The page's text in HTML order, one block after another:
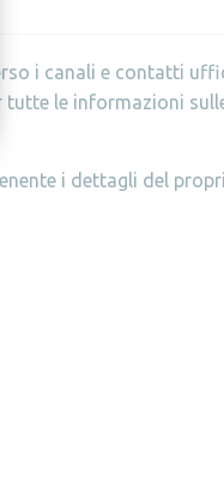
i canali e contatti
tutte le informazioni
i dettagli del